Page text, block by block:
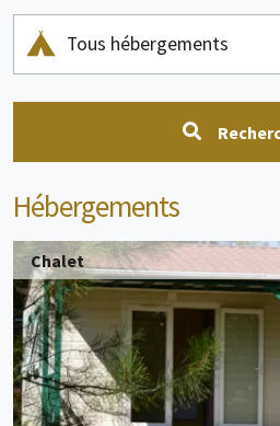
Tous hébergements
Hébergements
Chalet